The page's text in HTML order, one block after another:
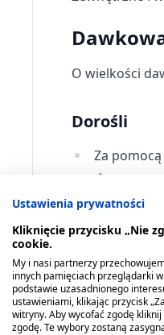
O wielkości
Dorośli
Za
dwa razy
Po
Dzieci
Brak
Ustawienia prywatności
Kliknięcie przycisku „Nie
cookie.
My i nasi partnerzy
innych pamięciach przeglądarki
podstawie uzasadnionego
ustawieniami, klikając przycisk
witryny. Aby wycofać zgodę
zgodę. Te wybory zostaną